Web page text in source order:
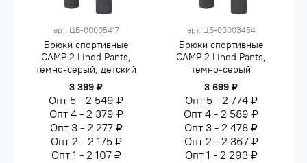
арт. ЦБ-00005417
Брюки спортивные
CAMP 2 Lined Pants,
темно-серый, детский
3 399 ₽
Опт 5 - 2 549 ₽
Опт 4 - 2 379 ₽
Опт 3 - 2 277 ₽
Опт 2 - 2 175 ₽
Опт 1 - 2 107 ₽
арт. ЦБ-00003454
Брюки спортивные
CAMP 2 Lined Pants,
темно-серый
3 699 ₽
Опт 5 - 2 774 ₽
Опт 4 - 2 589 ₽
Опт 3 - 2 478 ₽
Опт 2 - 2 367 ₽
Опт 1 - 2 293 ₽